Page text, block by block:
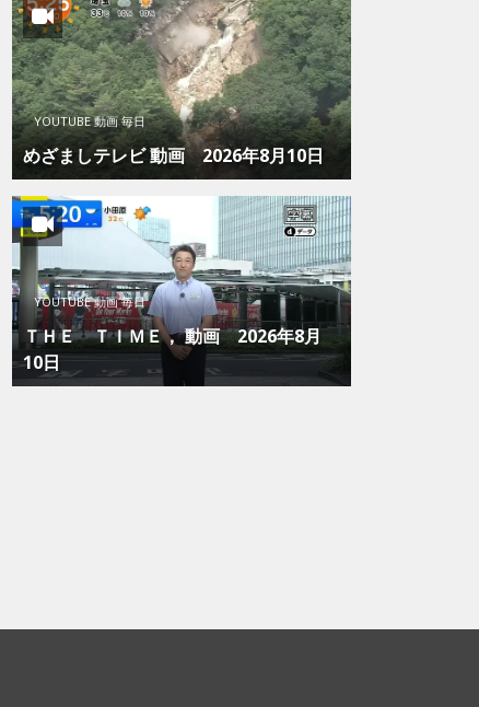
YOUTUBE 動画 毎日
めざましテレビ 動画 2026年8月10日
YOUTUBE 動画 毎日
ＴＨＥ ＴＩＭＥ， 動画 2026年8月
10日